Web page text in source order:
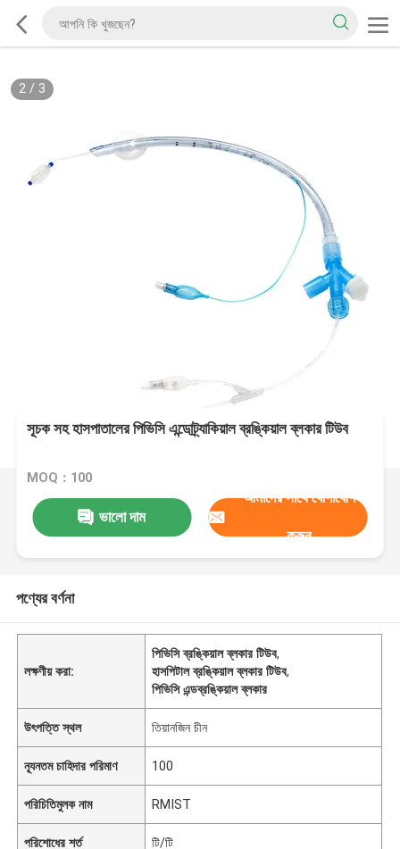
2/ 3
সূচক সহ হাসপাতালের পিভিসি এন্ডোট্র্যাকিয়াল ব্রঙ্কিয়াল ব্লকার টিউব
MOQ：100
ভালো দাম
আমাদের সাথে যোগাযোগ
করুন
পণ্যের বর্ণনা
লক্ষণীয় করা:
পিভিসি ব্রঙ্কিয়াল ব্লকার টিউব,
হাসপিটাল ব্রঙ্কিয়াল ব্লকার টিউব,
পিভিসি এন্ডব্রঙ্কিয়াল ব্লকার
উৎপত্তি স্থল তিয়ানজিন চীন
ন্যূনতম চাহিদার পরিমাণ 100
পরিচিতিমুলক নাম RMIST
পরিশোধের শর্ত টি/টি